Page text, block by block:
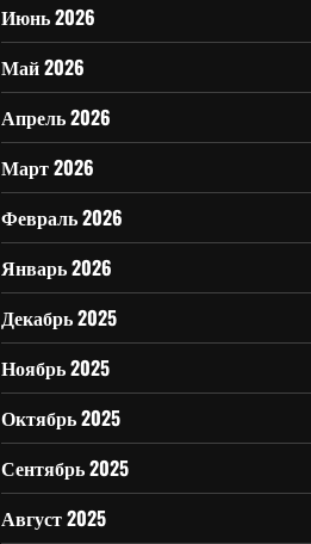
Июнь 2026
Май 2026
Апрель 2026
Март 2026
Февраль 2026
Январь 2026
Декабрь 2025
Ноябрь 2025
Октябрь 2025
Сентябрь 2025
Август 2025